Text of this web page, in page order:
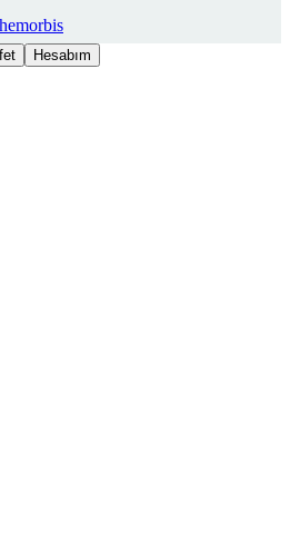
Hesabım